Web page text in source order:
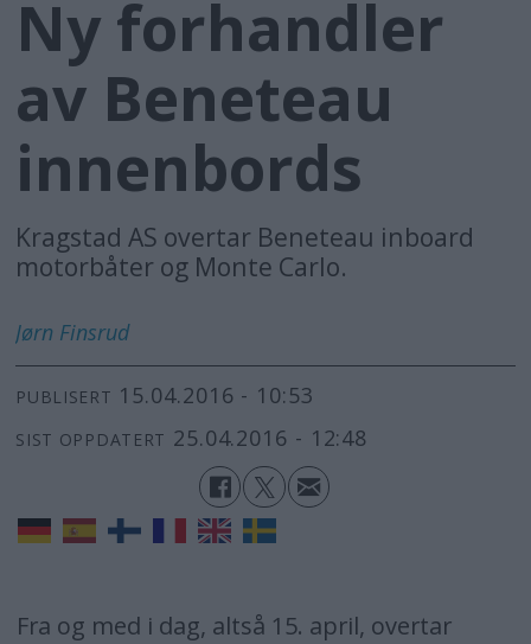
Ny forhandler
av Beneteau
innenbords
Kragstad AS overtar Beneteau inboard
motorbåter og Monte Carlo.
Jørn Finsrud
PUBLISERT 15.04.2016 - 10:53
SIST OPPDATERT 25.04.2016 - 12:48
Fra og med i dag, altså 15. april, overtar